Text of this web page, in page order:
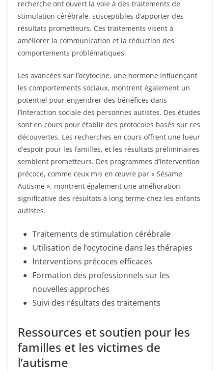
recherche ont ouvert la voie à des traitements de
stimulation cérébrale, susceptibles d’apporter des
résultats prometteurs. Ces traitements visent à
améliorer la communication et la réduction des
comportements problématiques.
Les avancées sur l’ocytocine, une hormone influençant
les comportements sociaux, montrent également un
potentiel pour engendrer des bénéfices dans
l’interaction sociale des personnes autistes. Des études
sont en cours pour établir des protocoles basés sur ces
découvertes. Les recherches en cours offrent une lueur
d’espoir pour les familles, et les résultats préliminaires
semblent prometteurs. Des programmes d’intervention
précoce, comme ceux mis en œuvre par « Sésame
Autisme », montrent également une amélioration
significative des résultats à long terme chez les enfants
autistes.
Traitements de stimulation cérébrale
Utilisation de l’ocytocine dans les thérapies
Interventions précoces efficaces
Formation des professionnels sur les
nouvelles approches
Suivi des résultats des traitements
Ressources et soutien pour les
familles et les victimes de
l’autisme